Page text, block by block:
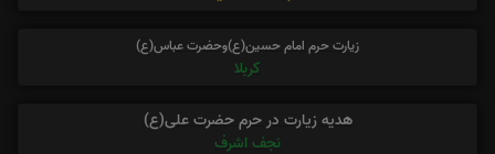
زیارت حرم امام حسین(ع)وحضرت عباس(ع)
کربلا
هدیه زیارت در حرم حضرت علی(ع)
نجف اشرف